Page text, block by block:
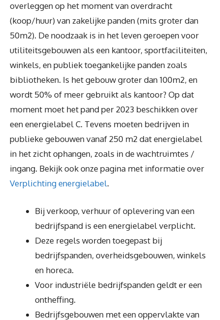
overleggen op het moment van overdracht
(koop/huur) van zakelijke panden (mits groter dan
50m2). De noodzaak is in het leven geroepen voor
utiliteitsgebouwen als een kantoor, sportfaciliteiten,
winkels, en publiek toegankelijke panden zoals
bibliotheken. Is het gebouw groter dan 100m2, en
wordt 50% of meer gebruikt als kantoor? Op dat
moment moet het pand per 2023 beschikken over
een energielabel C. Tevens moeten bedrijven in
publieke gebouwen vanaf 250 m2 dat energielabel
in het zicht ophangen, zoals in de wachtruimtes /
ingang. Bekijk ook onze pagina met informatie over
Verplichting energielabel.
Bij verkoop, verhuur of oplevering van een
bedrijfspand is een energielabel verplicht.
Deze regels worden toegepast bij
bedrijfspanden, overheidsgebouwen, winkels
en horeca.
Voor industriële bedrijfspanden geldt er een
ontheffing.
Bedrijfsgebouwen met een oppervlakte van